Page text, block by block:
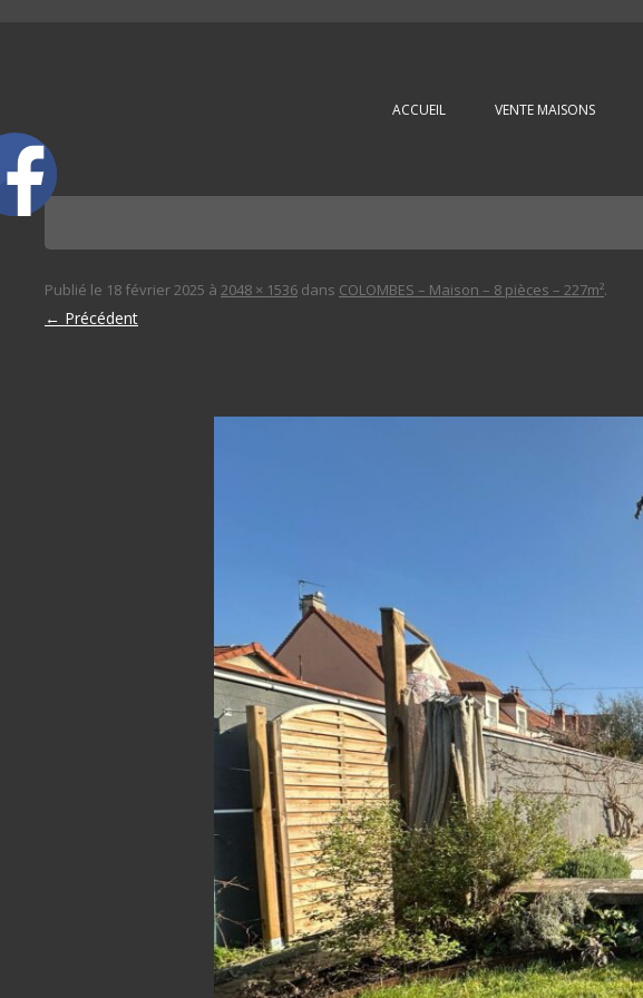
ACCUEIL VENTE MAISONS
Publié le 18 février 2025 à 2048 × 1536 dans COLOMBES – Maison – 8 pièces – 227m².
← Précédent